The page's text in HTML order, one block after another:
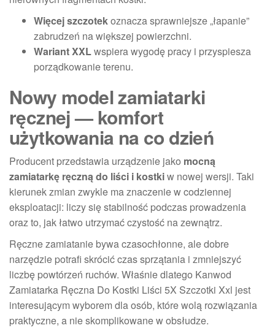
Więcej szczotekoznacza sprawniejsze „łapanie”
zabrudzeń na większej powierzchni.
Wariant XXLwspiera wygodę pracy i przyspiesza
porządkowanie terenu.
Nowy model zamiatarki
ręcznej — komfort
użytkowania na co dzień
Producent przedstawia urządzenie jako mocną
zamiatarkę ręczną do liści i kostkiw nowej wersji. Taki
kierunek zmian zwykle ma znaczenie w codziennej
eksploatacji: liczy się stabilność podczas prowadzenia
oraz to, jak łatwo utrzymać czystość na zewnątrz.
Ręczne zamiatanie bywa czasochłonne, ale dobre
narzędzie potrafi skrócić czas sprzątania i zmniejszyć
liczbę powtórzeń ruchów. Właśnie dlatego Kanwod
Zamiatarka Ręczna Do Kostki Liści 5X Szczotki Xxl jest
interesującym wyborem dla osób, które wolą rozwiązania
praktyczne, a nie skomplikowane w obsłudze.